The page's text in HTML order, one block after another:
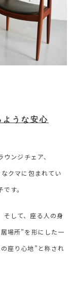
ような安心
ンジチェア、
クマに包まれてい
す。
そして、座る人の身
場所”を形にした一
座り心地” と称され